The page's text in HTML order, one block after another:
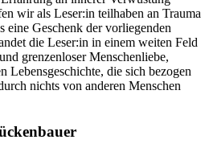
wir als Leser:in teilhaben an Trauma
Geschenk der vorliegenden
die Leser:in in einem weiten Feld
grenzenloser Menschenliebe,
Lebensgeschichte, die sich bezogen
nichts von anderen Menschen